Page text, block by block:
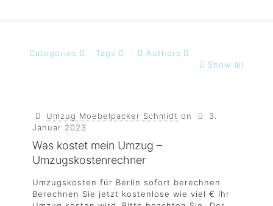
Categories Tags
Authors
Show all
Umzug Moebelpacker Schmidt on
3.
Januar 2023
Was kostet mein Umzug –
Umzugskostenrechner
Umzugskosten für Berlin sofort berechnen
Berechnen Sie jetzt kostenlose wie viel € Ihr